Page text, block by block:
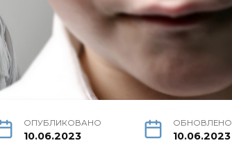
ОПУБЛИКОВАНО
10.06.2023
ОБНОВЛЕНО
10.06.2023